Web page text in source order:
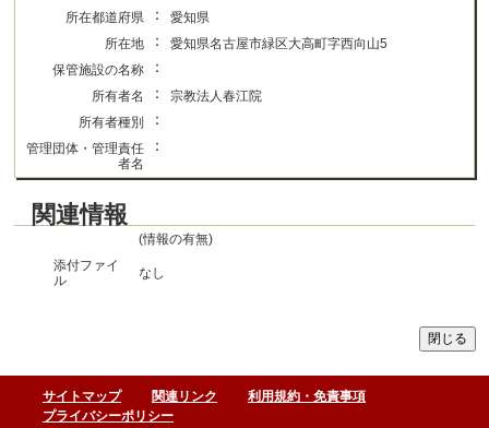
所在都道府県 ：
愛知県
所在地
：
愛知県名古屋市緑区大高町字西向山5
保管施設の名称
：
所有者名 ：
宗教法人春江院
所有者種別
：
管理団体・管理責任
者名
：
関連情報
(情報の有無)
添付ファイ
ル
なし
サイトマップ 関連リンク
利用規約・免責事項
プライバシーポリシー